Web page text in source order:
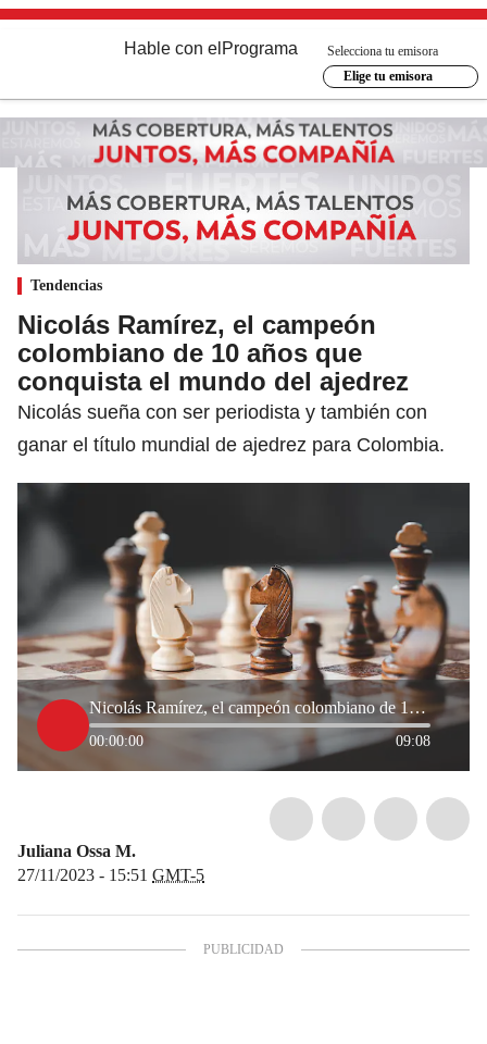
Hable con el Programa
Selecciona tu emisora
Elige tu emisora
Tendencias
Nicolás Ramírez, el campeón
colombiano de 10 años que
conquista el mundo del ajedrez
Nicolás sueña con ser periodista y también con
ganar el título mundial de ajedrez para Colombia.
Nicolás Ramírez, el campeón colombiano de 10 años que conquista el mundo del ajedrez
00:00:00 09:08
Juliana Ossa M.
27/11/2023 - 15:51 GMT-5